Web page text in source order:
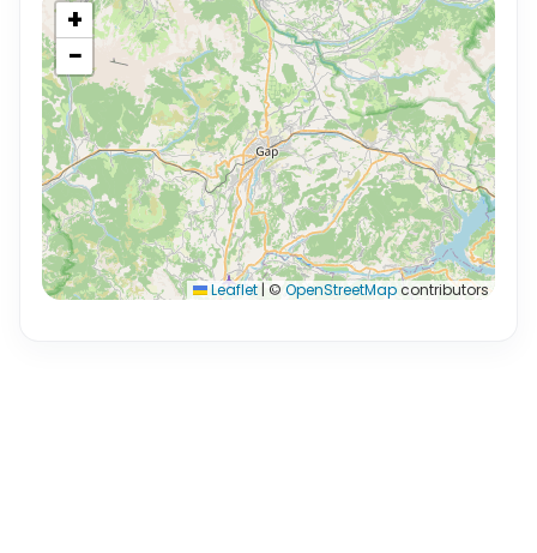
+
−
Leaflet | © OpenStreetMapcontributors